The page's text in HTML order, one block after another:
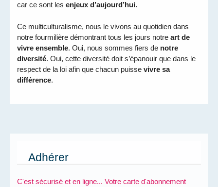
car ce sont lesenjeux d’aujourd’hui.
Ce multiculturalisme, nous le vivons au quotidien dans
notre fourmilière démontrant tous les jours notreart de
vivre ensemble. Oui, nous sommes fiers de notre
diversité. Oui, cette diversité doit s’épanouir que dans le
respect de la loi afin que chacun puissevivre sa
différence.
Adhérer
C'est sécurisé et en ligne... Votre carte d'abonnement